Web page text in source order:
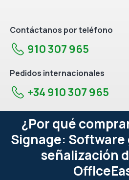
Contáctanos por teléfono
910 307 965
Pedidos internacionales
+34 910 307 965
¿Por qué
Signage:
señalización